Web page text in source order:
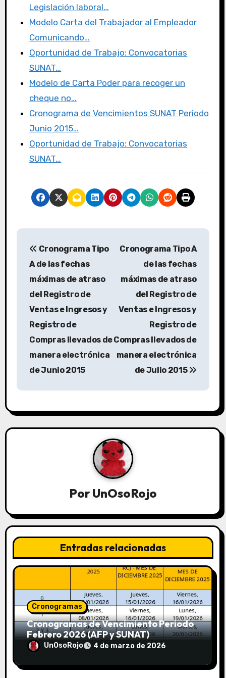
b
o
o
k
r
d
o
n
tir
Legislación laboral…
Modelo Carta del Trabajador al Empleador
Comunicando…
Oportunidad de Trabajo: Convocatorias
SUNAT…
Modelo de Carta Poder para recoger un
cheque no…
Cronograma de Vencimientos SUNAT Periodo
Junio 2015…
Oportunidad de Trabajo: Convocatorias
SUNAT…
Cronograma Tipo
A de las fechas
máximas de atraso
del Registro de
Ventas e Ingresos y
Registro de
Compras llevados de
manera electrónica
de Junio 2015
Cronograma Tipo A
de las fechas
máximas de atraso
del Registro de
Ventas e Ingresos y
Registro de
Compras llevados de
manera electrónica
de Julio 2015
PorUnOsoRojo
Entradas relacionadas
Cronogramas
Cronogramas de Vencimiento Periodo
Febrero 2026 (AFP y SUNAT)
UnOsoRojo 4 de marzo de 2026